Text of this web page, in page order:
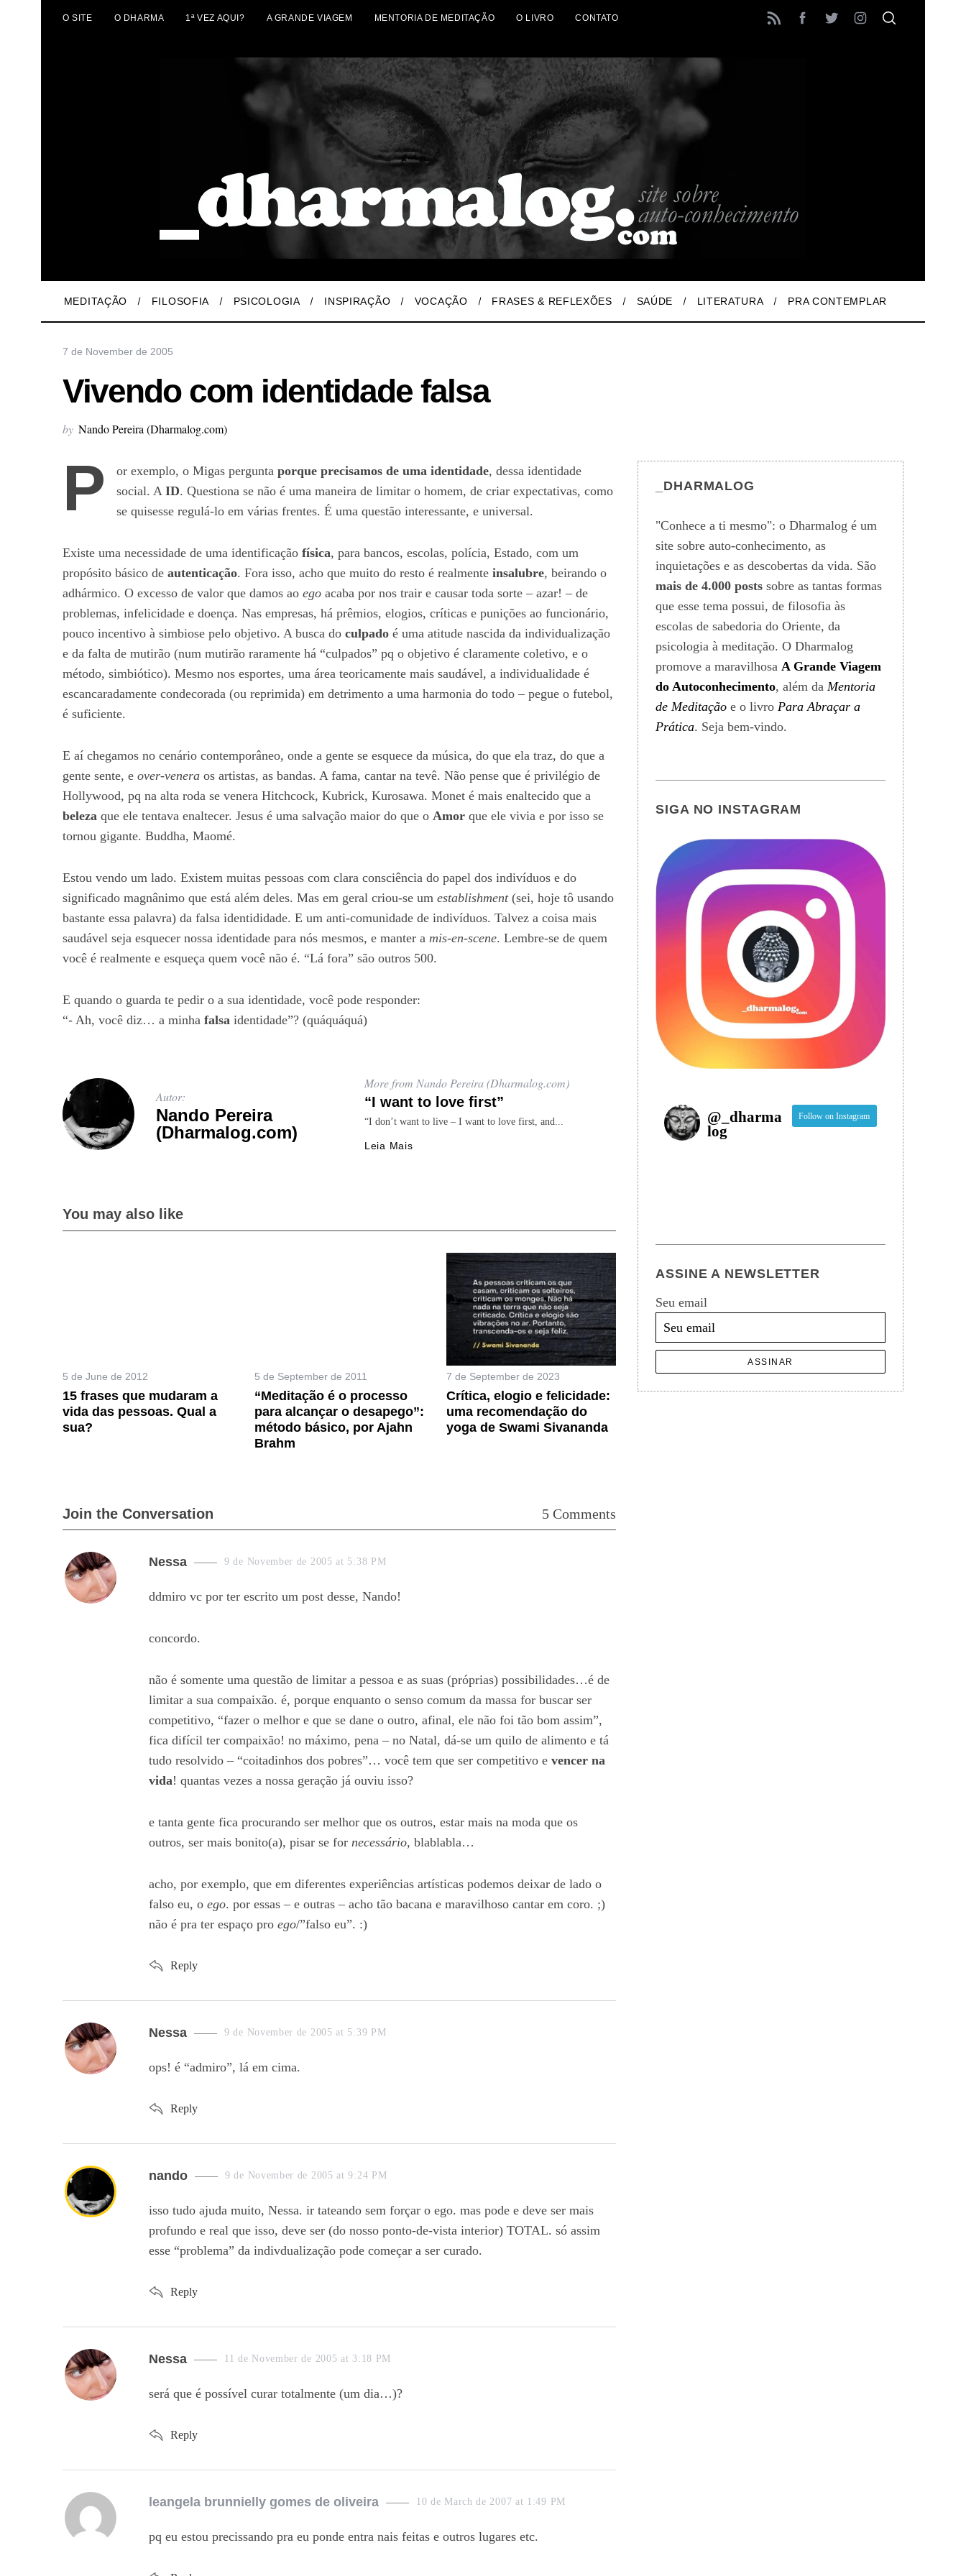
O SITE O DHARMA 1ª VEZ AQUI? A GRANDE VIAGEM MENTORIA DE MEDITAÇÃO O LIVRO CONTATO
MEDITAÇÃO FILOSOFIA PSICOLOGIA INSPIRAÇÃO VOCAÇÃO FRASES & REFLEXÕES SAÚDE LITERATURA PRA CONTEMPLAR
7 de November de 2005
Vivendo com identidade falsa
by Nando Pereira (Dharmalog.com)
P or exemplo, o Migas pergunta porque precisamos de uma identidade, dessa identidade
social. A ID. Questiona se não é uma maneira de limitar o homem, de criar expectativas, como
se quisesse regulá-lo em várias frentes. É uma questão interessante, e universal.
Existe uma necessidade de uma identificação física, para bancos, escolas, polícia, Estado, com um
propósito básico de autenticação. Fora isso, acho que muito do resto é realmente insalubre, beirando o
adhármico. O excesso de valor que damos ao ego acaba por nos trair e causar toda sorte – azar! – de
problemas, infelicidade e doença. Nas empresas, há prêmios, elogios, críticas e punições ao funcionário,
pouco incentivo à simbiose pelo objetivo. A busca do culpado é uma atitude nascida da individualização
e da falta de mutirão (num mutirão raramente há “culpados” pq o objetivo é claramente coletivo, e o
método, simbiótico). Mesmo nos esportes, uma área teoricamente mais saudável, a individualidade é
escancaradamente condecorada (ou reprimida) em detrimento a uma harmonia do todo – pegue o futebol,
é suficiente.
E aí chegamos no cenário contemporâneo, onde a gente se esquece da música, do que ela traz, do que a
gente sente, e over-venera os artistas, as bandas. A fama, cantar na tevê. Não pense que é privilégio de
Hollywood, pq na alta roda se venera Hitchcock, Kubrick, Kurosawa. Monet é mais enaltecido que a
beleza que ele tentava enaltecer. Jesus é uma salvação maior do que o Amor que ele vivia e por isso se
tornou gigante. Buddha, Maomé.
Estou vendo um lado. Existem muitas pessoas com clara consciência do papel dos indivíduos e do
significado magnânimo que está além deles. Mas em geral criou-se um establishment(sei, hoje tô usando
bastante essa palavra) da falsa identididade. E um anti-comunidade de indivíduos. Talvez a coisa mais
saudável seja esquecer nossa identidade para nós mesmos, e manter a mis-en-scene. Lembre-se de quem
você é realmente e esqueça quem você não é. “Lá fora” são outros 500.
E quando o guarda te pedir o a sua identidade, você pode responder:
“- Ah, você diz… a minha falsa identidade”? (quáquáquá)
Autor:
Nando Pereira
(Dharmalog.com)
More from Nando Pereira (Dharmalog.com)
“I want to love first”
“I don’t want to live – I want to love first, and...
Leia Mais
You may also like
5 de June de 2012
15 frases que mudaram a
vida das pessoas. Qual a
sua?
5 de September de 2011
“Meditação é o processo
para alcançar o desapego”:
método básico, por Ajahn
Brahm
7 de September de 2023
Crítica, elogio e felicidade:
uma recomendação do
yoga de Swami Sivananda
Join the Conversation 5 Comments
s
y
:
Nessa 9 de November de 2005 at 5:38 PM
ddmiro vc por ter escrito um post desse, Nando!
concordo.
não é somente uma questão de limitar a pessoa e as suas (próprias) possibilidades…é de
limitar a sua compaixão. é, porque enquanto o senso comum da massa for buscar ser
competitivo, “fazer o melhor e que se dane o outro, afinal, ele não foi tão bom assim”,
fica difícil ter compaixão! no máximo, pena – no Natal, dá-se um quilo de alimento e tá
tudo resolvido – “coitadinhos dos pobres”… você tem que ser competitivo e vencer na
vida! quantas vezes a nossa geração já ouviu isso?
e tanta gente fica procurando ser melhor que os outros, estar mais na moda que os
outros, ser mais bonito(a), pisar se for necessário, blablabla…
acho, por exemplo, que em diferentes experiências artísticas podemos deixar de lado o
falso eu, o ego. por essas – e outras – acho tão bacana e maravilhoso cantar em coro. ;)
não é pra ter espaço pro ego/”falso eu”. :)
Reply
s
y
:
Nessa 9 de November de 2005 at 5:39 PM
ops! é “admiro”, lá em cima.
Reply
s
y
s
:
nando 9 de November de 2005 at 9:24 PM
isso tudo ajuda muito, Nessa. ir tateando sem forçar o ego. mas pode e deve ser mais
profundo e real que isso, deve ser (do nosso ponto-de-vista interior) TOTAL. só assim
esse “problema” da indivdualização pode começar a ser curado.
Reply
s
y
:
Nessa 11 de November de 2005 at 3:18 PM
será que é possível curar totalmente (um dia…)?
Reply
s
y
leangela brunnielly gomes de oliveira 10 de March de 2007 at 1:49 PM
pq eu estou precissando pra eu ponde entra nais feitas e outros lugares etc.
_DHARMALOG
"Conhece a ti mesmo": o Dharmalog é um
site sobre auto-conhecimento, as
inquietações e as descobertas da vida. São
mais de 4.000 posts sobre as tantas formas
que esse tema possui, de filosofia às
escolas de sabedoria do Oriente, da
psicologia à meditação. O Dharmalog
promove a maravilhosa A Grande Viagem
do Autoconhecimento, além da Mentoria
de Meditação e o livro Para Abraçar a
Prática. Seja bem-vindo.
SIGA NO INSTAGRAM
@ _dharma
log
Follow on Instagram
ASSINE A NEWSLETTER
Seu email
ASSINAR
e
a
r